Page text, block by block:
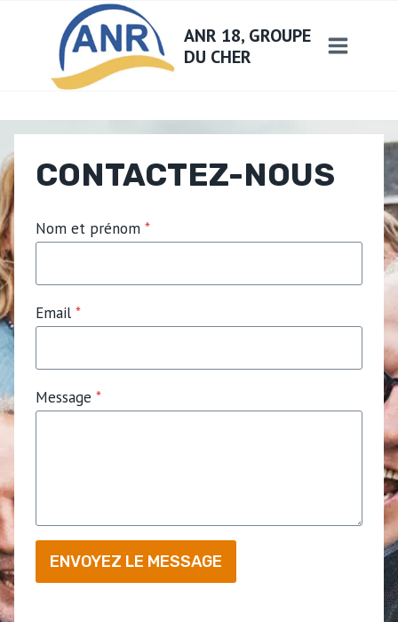
ANR 18, GROUPE
DU CHER
CONTACTEZ-NOUS
Nom et prénom *
Email *
Message *
ENVOYEZ LE MESSAGE